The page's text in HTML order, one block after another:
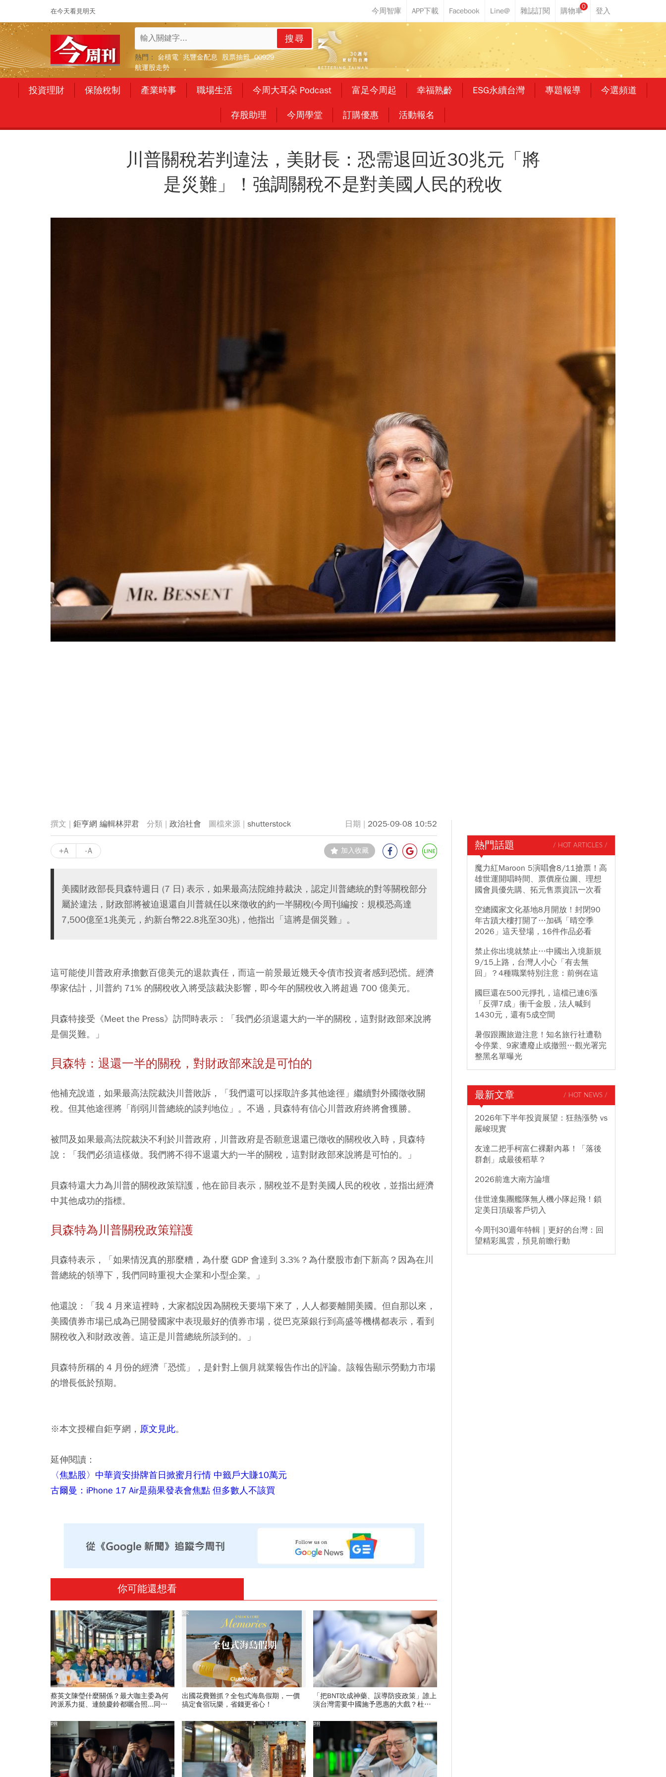
在今天看見明天
0
搜尋
熱門： 台積電 兆豐金配息 股票抽籤 00929
航運股走勢
投資理財 保險稅制 產業時事 職場生活 今周大耳朵 Podcast 富足今周起 幸福熟齡 ESG永續台灣 專題報導 今選頻道
存股助理 今周學堂 訂購優惠 活動報名
川普關稅若判違法，美財長：恐需退回近30兆元「將
是災難」！強調關稅不是對美國人民的稅收
鉅亨網 編輯林羿君 政治社會 shutterstock 2025-09-08 10:52
+A -A 加入收藏
美國財政部長貝森特週日 (7 日) 表示，如果最高法院維持裁決，認定川普總統的對等關稅部分
屬於違法，財政部將被迫退還自川普就任以來徵收的約一半關稅(今周刊編按：規模恐高達
7,500億至1兆美元，約新台幣22.8兆至30兆)，他指出「這將是個災難」。
這可能使川普政府承擔數百億美元的退款責任，而這一前景最近幾天令債市投資者感到恐慌。經濟
學家估計，川普約 71% 的關稅收入將受該裁決影響，即今年的關稅收入將超過 700 億美元。
貝森特接受《Meet the Press》訪問時表示：「我們必須退還大約一半的關稅，這對財政部來說將
是個災難。」
貝森特：退還一半的關稅，對財政部來說是可怕的
他補充說道，如果最高法院裁決川普敗訴，「我們還可以採取許多其他途徑」繼續對外國徵收關
稅。但其他途徑將「削弱川普總統的談判地位」。不過，貝森特有信心川普政府終將會獲勝。
被問及如果最高法院裁決不利於川普政府，川普政府是否願意退還已徵收的關稅收入時，貝森特
說：「我們必須這樣做。我們將不得不退還大約一半的關稅，這對財政部來說將是可怕的。」
貝森特還大力為川普的關稅政策辯護，他在節目表示，關稅並不是對美國人民的稅收，並指出經濟
中其他成功的指標。
貝森特為川普關稅政策辯護
貝森特表示，「如果情況真的那麼糟，為什麼 GDP 會達到 3.3%？為什麼股市創下新高？因為在川
普總統的領導下，我們同時重視大企業和小型企業。」
他還說：「我 4 月來這裡時，大家都說因為關稅天要塌下來了，人人都要離開美國。但自那以來，
美國債券市場已成為已開發國家中表現最好的債券市場，從巴克萊銀行到高盛等機構都表示，看到
關稅收入和財政改善。這正是川普總統所談到的。」
貝森特所稱的 4 月份的經濟「恐慌」，是針對上個月就業報告作出的評論。該報告顯示勞動力市場
的增長低於預期。
※本文授權自鉅亨網， 原文見此。
延伸閱讀：
〈焦點股〉中華資安掛牌首日掀蜜月行情 中籤戶大賺10萬元
古爾曼：iPhone 17 Air是蘋果發表會焦點 但多數人不該買
你可能還想看
蔡英文陳瑩什麼關係？最大咖主委為何
跨派系力挺、連饒慶鈴都曬合照...同場
出國花費難抓？全包式海島假期，一價
搞定食宿玩樂，省錢更省心！
PR
「把BNT吹成神藥、誤導防疫政策」誰上
演台灣需要中國施予恩惠的大戲？杜奕
PR PR
熱門話題 / HOT ARTICLES /
魔力紅Maroon 5演唱會8/11搶票！高
雄世運開唱時間、票價座位圖、理想
國會員優先購、拓元售票資訊一次看
空總國家文化基地8月開放！封閉90
年古蹟大樓打開了…加碼「晴空季
2026」這天登場，16件作品必看
禁止你出境就禁止…中國出入境新規
9/15上路，台灣人小心「有去無
回」？4種職業特別注意：前例在這
國巨還在500元掙扎，這檔已連6漲
「反彈7成」衝千金股，法人喊到
1430元，還有5成空間
暑假跟團旅遊注意！知名旅行社遭勒
令停業、9家遭廢止或撤照…觀光署完
整黑名單曝光
最新文章 / HOT NEWS /
2026年下半年投資展望：狂熱漲勢 vs
嚴峻現實
友達二把手柯富仁裸辭內幕！「落後
群創」成最後稻草？
2026前進大南方論壇
佳世達集團艦隊無人機小隊起飛！鎖
定美日頂級客戶切入
今周刊30週年特輯｜更好的台灣：回
望精彩風雲，預見前瞻行動